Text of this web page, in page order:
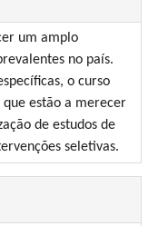
um amplo
no país.
o curso
estão a merecer
de estudos de
seletivas.